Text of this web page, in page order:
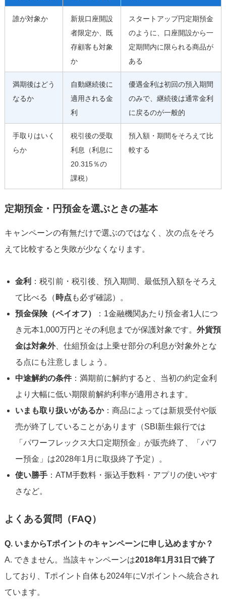
誰が対象か
新規口座開設
者限定か、既
存顧客も対象
か
スタートアップ円定期預金
のように、口座開設から一
定期間内に限られる商品が
ある
満期後はどう
なるか
自動継続後に
適用される金
利
優遇金利は初回の預入期間
のみで、継続後は通常金利
に戻るのが一般的
手取りはいく
らか
税引後の受取
利息（利息に
20.315％の
課税）
預入額・期間をそろえて比
較する
定期預金・円預金を選ぶときの基本
キャンペーンの有無だけで選ぶのではなく、次の点をそろ
えて比較すると失敗が少なくなります。
金利 ：税引前・税引後、預入期間、最低預入額をそろえ
て比べる（ 時点 も必ず確認）。
預金保険（ペイオフ）
：1金融機関あたり預金者1人につ
き元本1,000万円とその利息までが保護対象です。 外貨預
金は対象外、仕組預金は上乗せ部分の利息が対象外とな
る点にも注意しましょう。
中途解約の条件：満期前に解約すると、当初の約定金利
より大幅に低い期限前解約利率が適用されます。
いまも取り扱いがあるか：商品によっては新規受付や販
売が終了していることがあります（SBI新生銀行では
「パワーフレックス大口定期預金」が販売終了、「パワ
ー預金」は2028年1月に取扱終了予定）。
使い勝手：ATM手数料・振込手数料・アプリの使いやす
さなど。
よくある質問（FAQ）
Q. いまからTポイントのキャンペーンに申し込めますか？
A. できません。当該キャンペーンは2018年1月31日で終了
しており、Tポイント自体も2024年にVポイントへ統合され
ています。